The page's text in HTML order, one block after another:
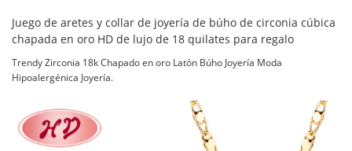
Juego de aretes y collar de joyería de búho de circonia cúbica
chapada en oro HD de lujo de 18 quilates para regalo
Trendy Zirconia 18k Chapado en oro Latón Búho Joyería Moda
Hipoalergénica Joyería.